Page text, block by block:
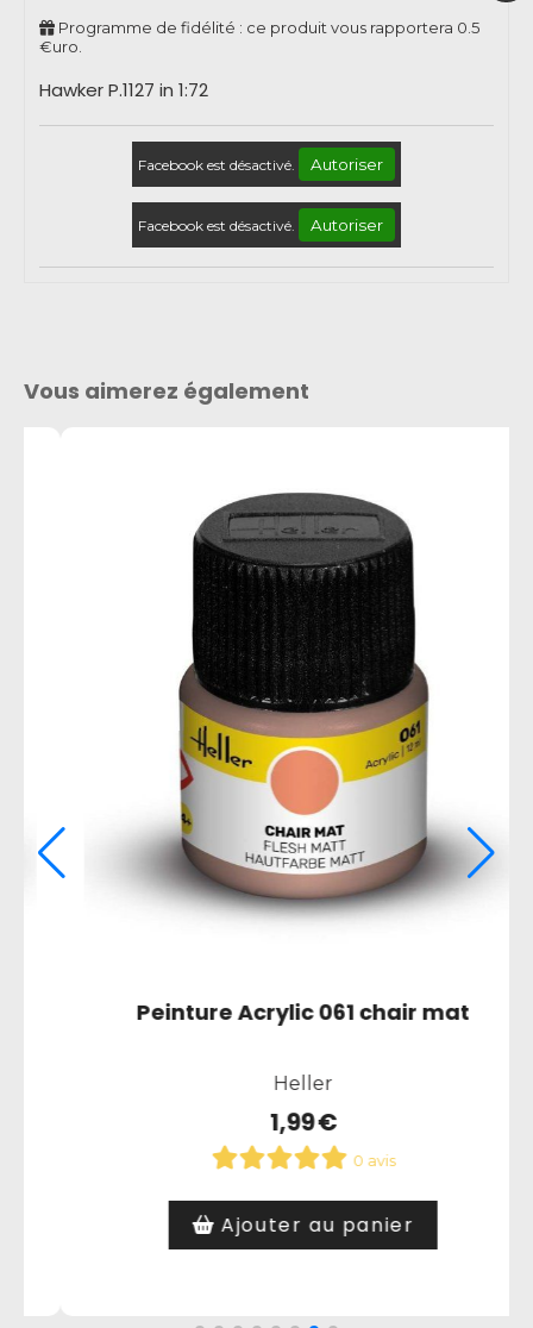
Programme de fidélité : ce produit vous rapportera 0.5
€uro.
Hawker P.1127 in 1:72
Facebook est désactivé. Autoriser
Facebook est désactivé. Autoriser
Vous aimerez également
Peinture Acrylic 024 jaune
Heller
1,99€
0 avis
Ajouter au panier